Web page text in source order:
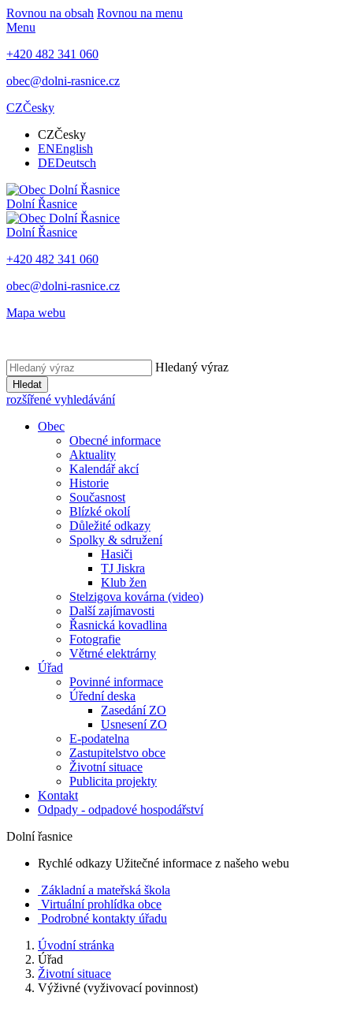
Rovnou na obsah Rovnou na menu
Menu
+420 482 341 060
obec@dolni-rasnice.cz
CZČesky
CZČesky
ENEnglish
DEDeutsch
Dolní Řasnice
Dolní Řasnice
+420 482 341 060
obec@dolni-rasnice.cz
Mapa webu
Hledaný výraz
Hledat
rozšířené vyhledávání
Obec
Obecné informace
Aktuality
Kalendář akcí
Historie
Současnost
Blízké okolí
Důležité odkazy
Spolky & sdružení
Hasiči
TJ Jiskra
Klub žen
Stelzigova kovárna (video)
Další zajímavosti
Řasnická kovadlina
Fotografie
Větrné elektrárny
Úřad
Povinné informace
Úřední deska
Zasedání ZO
Usnesení ZO
E-podatelna
Zastupitelstvo obce
Životní situace
Publicita projekty
Kontakt
Odpady - odpadové hospodářství
Dolní řasnice
Rychlé odkazy Užitečné informace z našeho webu
Základní a mateřská škola
Virtuální prohlídka obce
Podrobné kontakty úřadu
Úvodní stránka
Úřad
Životní situace
Výživné (vyživovací povinnost)